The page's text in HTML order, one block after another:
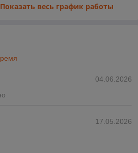
Показать весь график работы
04.06.2026
17.05.2026